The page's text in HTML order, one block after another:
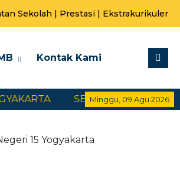
Sekolah | Prestasi | Ekstrakurikuler
Kontak Kami
Minggu, 09 Agu 2026
SELAMAT DATANG DI
15 Yogyakarta